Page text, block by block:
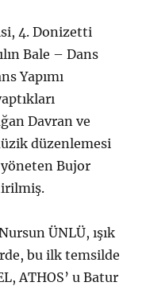
4. Donizetti
Bale – Dans
Yapımı
Davran ve
düzenlemesi
yöneten Bujor
ÜNLÜ, ışık
bu ilk temsilde
ATHOS’ u Batur